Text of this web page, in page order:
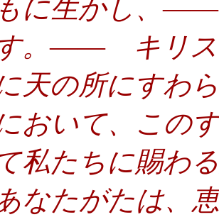
もに生かし、――
。―― キリス
天の所にすわ
おいて、この
私たちに賜わ
なたがたは、